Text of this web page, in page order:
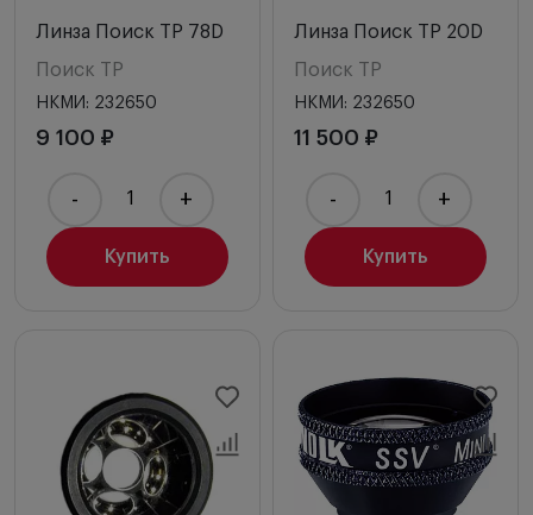
Линза Поиск ТР 78D
Поиск ТР
НКМИ: 232650
9 100 ₽
Купить
- +
Линза Поиск ТР 20D
Поиск ТР
НКМИ: 232650
11 500 ₽
Купить
- +